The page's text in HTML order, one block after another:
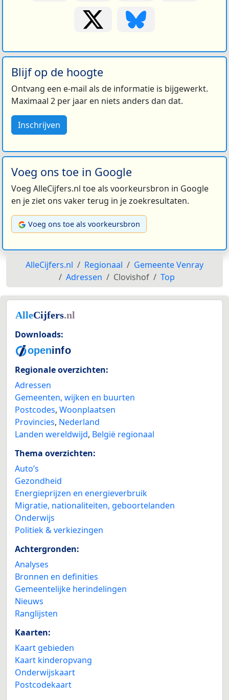
Blijf op de hoogte
Ontvang een e-mail als de informatie is bijgewerkt.
Maximaal 2 per jaar en niets anders dan dat.
Inschrijven
Voeg ons toe in Google
Voeg AlleCijfers.nl toe als voorkeursbron in Google
en je ziet ons vaker terug in je zoekresultaten.
Voeg ons toe als voorkeursbron
AlleCijfers.nl Regionaal
Gemeente Venray
Adressen
Clovishof Top
Downloads:
Regionale overzichten:
Adressen
Gemeenten, wijken en buurten
Postcodes, Woonplaatsen
Provincies, Nederland
Landen wereldwijd, België regionaal
Thema overzichten:
Auto’s
Gezondheid
Energieprijzen en energieverbruik
Migratie, nationaliteiten, geboortelanden
Onderwijs
Politiek & verkiezingen
Achtergronden:
Analyses
Bronnen en definities
Gemeentelijke herindelingen
Nieuws
Ranglijsten
Kaarten:
Kaart gebieden
Kaart kinderopvang
Onderwijskaart
Postcodekaart